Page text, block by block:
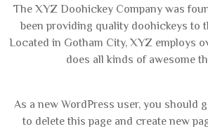
The XYZ Doohickey Company was
been providing quality doohickeys to
Located in Gotham City, XYZ employs
does all kinds of awesome
As a new WordPress user, you should
to delete this page and create new